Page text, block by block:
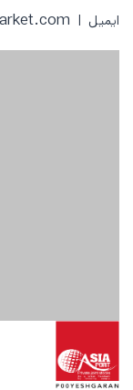
ایمیل |